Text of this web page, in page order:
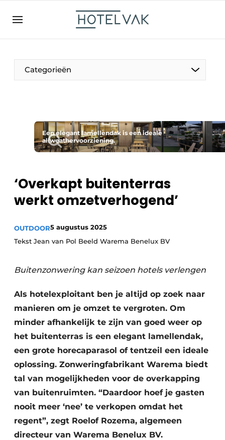
EN
NL
EN
FR
Categorieën
De Pen
Internationaal
Een elegant lamellendak is een ideale
allweathervoorziening.
‘Overkapt buitenterras
werkt omzetverhogend’
OUTDOOR5 augustus 2025
Tekst Jean van Pol Beeld Warema Benelux BV
Buitenzonwering kan seizoen hotels verlengen
Als hotelexploitant ben je altijd op zoek naar
manieren om je omzet te vergroten. Om
minder afhankelijk te zijn van goed weer op
het buitenterras is een elegant lamellendak,
een grote horecaparasol of tentzeil een ideale
oplossing. Zonweringfabrikant Warema biedt
tal van mogelijkheden voor de overkapping
van buitenruimten. “Daardoor hoef je gasten
nooit meer ‘nee’ te verkopen omdat het
regent”, zegt Roelof Rozema, algemeen
directeur van Warema Benelux BV.